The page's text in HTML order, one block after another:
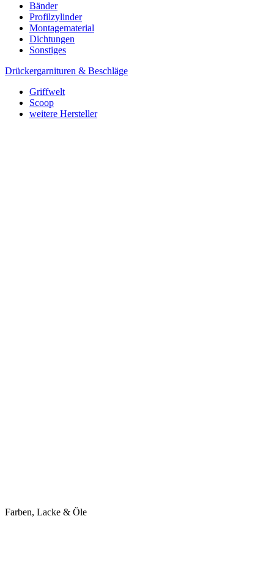
Bänder
Profilzylinder
Montagematerial
Dichtungen
Sonstiges
Drückergarnituren & Beschläge
Griffwelt
Scoop
weitere Hersteller
Farben, Lacke & Öle